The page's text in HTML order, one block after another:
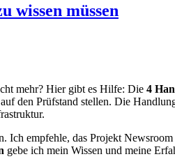
wissen müssen
mehr? Hier gibt es Hilfe: Die 4
den Prüfstand stellen. Die
Ich empfehle, das Projekt
gebe ich mein Wissen und meine